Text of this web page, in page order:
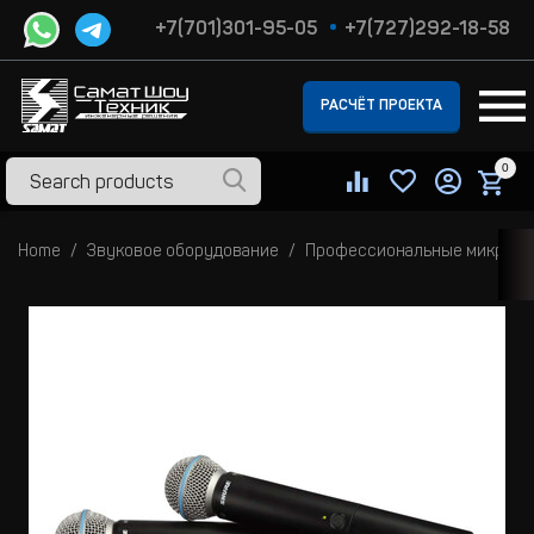
+7(701)301-95-05 +7(727)292-18-58
РАСЧЁТ ПРОЕКТА
0
Home Звуковое оборудование Профессиональные